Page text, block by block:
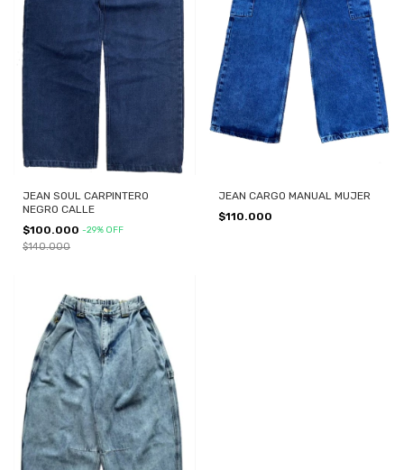
JEAN SOUL CARPINTERO
NEGRO CALLE
$100.000 -29% OFF
$140.000
JEAN CARGO MANUAL MUJER
$110.000